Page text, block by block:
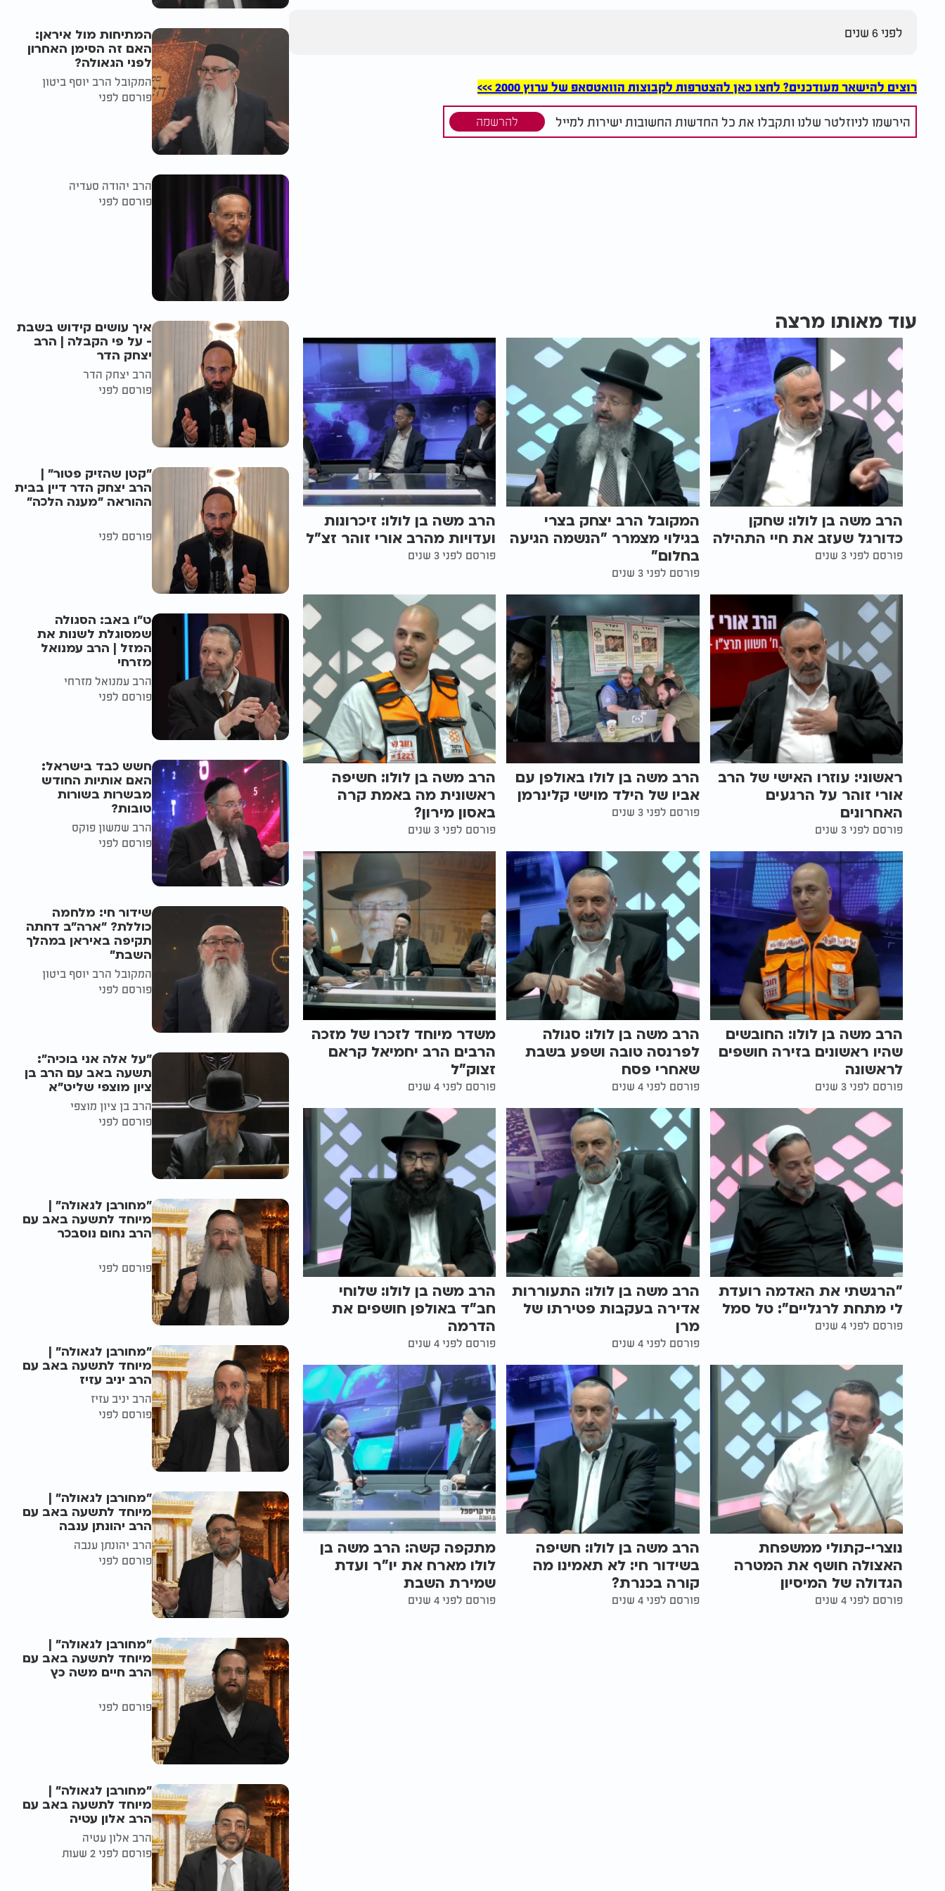
לפני 6 שנים
רוצים להישאר מעודכנים? לחצו כאן להצטרפות לקבוצות הוואטסאפ של ערוץ 2000 >>>
הירשמו לניוזלטר שלנו ותקבלו את כל החדשות החשובות ישירות למייל להרשמה
עוד מאותו מרצה
הרב משה בן לולו: שחקן
כדורגל שעזב את חיי התהילה
פורסם לפני 3 שנים
המקובל הרב יצחק בצרי
בגילוי מצמרר "הנשמה הגיעה
בחלום"
פורסם לפני 3 שנים
הרב משה בן לולו: זיכרונות
ועדויות מהרב אורי זוהר זצ"ל
פורסם לפני 3 שנים
ראשוני: עוזרו האישי של הרב
אורי זוהר על הרגעים
האחרונים
פורסם לפני 3 שנים
הרב משה בן לולו באולפן עם
אביו של הילד מוישי קלינרמן
פורסם לפני 3 שנים
הרב משה בן לולו: חשיפה
ראשונית מה באמת קרה
באסון מירון?
פורסם לפני 3 שנים
הרב משה בן לולו: החובשים
שהיו ראשונים בזירה חושפים
לראשונה
פורסם לפני 3 שנים
הרב משה בן לולו: סגולה
לפרנסה טובה ושפע בשבת
שאחרי פסח
פורסם לפני 4 שנים
משדר מיוחד לזכרו של מזכה
הרבים הרב יחמיאל קראם
זצוק"ל
פורסם לפני 4 שנים
"הרגשתי את האדמה רועדת
לי מתחת לרגליים": טל סמל
פורסם לפני 4 שנים
הרב משה בן לולו: התעוררות
אדירה בעקבות פטירתו של
מרן
פורסם לפני 4 שנים
הרב משה בן לולו: שלוחי
חב"ד באולפן חושפים את
הדרמה
פורסם לפני 4 שנים
נוצרי-קתולי ממשפחת
האצולה חושף את המטרה
הגדולה של המיסיון
פורסם לפני 4 שנים
הרב משה בן לולו: חשיפה
בשידור חי: לא תאמינו מה
קורה בכנרת?
פורסם לפני 4 שנים
מתקפה קשה: הרב משה בן
לולו מארח את יו"ר ועדת
שמירת השבת
פורסם לפני 4 שנים
המתיחות מול איראן:
האם זה הסימן האחרון
לפני הגאולה?
המקובל הרב יוסף ביטון
פורסם לפני
הרב יהודה סעדיה
פורסם לפני
איך עושים קידוש בשבת
- על פי הקבלה | הרב
יצחק הדר
הרב יצחק הדר
פורסם לפני
"קטן שהזיק פטור" |
הרב יצחק הדר דיין בבית
ההוראה "מענה הלכה"
פורסם לפני
ט"ו באב: הסגולה
שמסוגלת לשנות את
המזל | הרב עמנואל
מזרחי
הרב עמנואל מזרחי
פורסם לפני
חשש כבד בישראל:
האם אותיות החודש
מבשרות בשורות
טובות?
הרב שמשון פוקס
פורסם לפני
שידור חי: מלחמה
כוללת? ״ארה"ב דחתה
תקיפה באיראן במהלך
השבת״
המקובל הרב יוסף ביטון
פורסם לפני
"על אלה אני בוכיה":
תשעה באב עם הרב בן
ציון מוצפי שליט"א
הרב בן ציון מוצפי
פורסם לפני
"מחורבן לגאולה" |
מיוחד לתשעה באב עם
הרב נחום נוסבכר
פורסם לפני
"מחורבן לגאולה" |
מיוחד לתשעה באב עם
הרב יניב עזיז
הרב יניב עזיז
פורסם לפני
"מחורבן לגאולה" |
מיוחד לתשעה באב עם
הרב יהונתן ענבה
הרב יהונתן ענבה
פורסם לפני
"מחורבן לגאולה" |
מיוחד לתשעה באב עם
הרב חיים משה כץ
פורסם לפני
"מחורבן לגאולה" |
מיוחד לתשעה באב עם
הרב אלון עטיה
הרב אלון עטיה
פורסם לפני 2 שעות